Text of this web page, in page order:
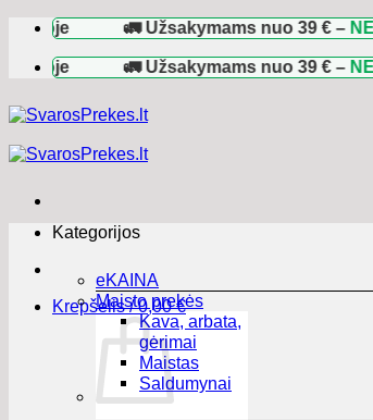
Skip
content
🚛 Užsakymams nuo39 €–
🚛 Užsakymams nuo39 €–
Krepšelis /0,00€
Kategorijos
eKAINA
Maisto prekės
Kava, arbata,
gėrimai
Maistas
Saldumynai